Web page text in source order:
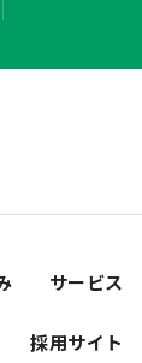
サービス
採用サイト